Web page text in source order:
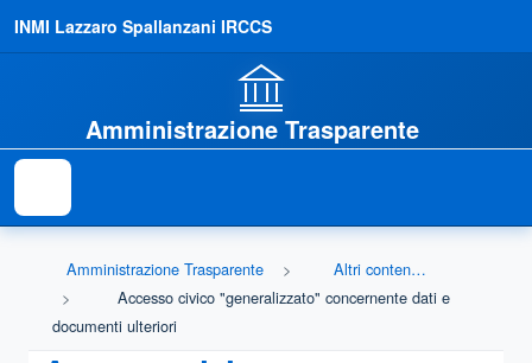
INMI Lazzaro Spallanzani IRCCS
Amministrazione Trasparente
Amministrazione Trasparente
Altri contenuti - Accesso civico
Accesso civico "generalizzato" concernente dati e
documenti ulteriori